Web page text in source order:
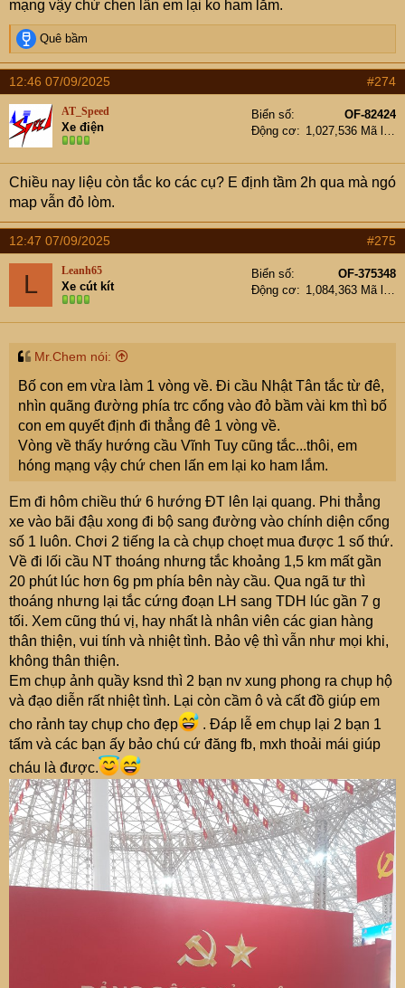
mạng vậy chứ chen lấn em lại ko ham lắm.
R
e
a
c
t
i
n
s
:
Quê bầm
12:46 07/09/2025 #274
AT_Speed
Xe điện
Biển số
OF-82424
Động cơ
Chiều nay liệu còn tắc ko các cụ? E định tầm 2h qua mà ngó
map vẫn đỏ lòm.
12:47 07/09/2025 #275
L Leanh65
Xe cút kít
Biển số
OF-375348
Động cơ
Mr.Chem nói:
Bố con em vừa làm 1 vòng về. Đi cầu Nhật Tân tắc từ đê,
nhìn quãng đường phía trc cổng vào đỏ bầm vài km thì bố
con em quyết định đi thẳng đê 1 vòng về.
Vòng về thấy hướng cầu Vĩnh Tuy cũng tắc...thôi, em
hóng mạng vậy chứ chen lấn em lại ko ham lắm.
Em đi hôm chiều thứ 6 hướng ĐT lên lại quang. Phi thẳng
xe vào bãi đậu xong đi bộ sang đường vào chính diện cổng
số 1 luôn. Chơi 2 tiếng la cà chụp choẹt mua được 1 số thứ.
Về đi lối cầu NT thoáng nhưng tắc khoảng 1,5 km mất gần
20 phút lúc hơn 6g pm phía bên này cầu. Qua ngã tư thì
thoáng nhưng lại tắc cứng đoạn LH sang TDH lúc gần 7 g
tối. Xem cũng thú vị, hay nhất là nhân viên các gian hàng
thân thiện, vui tính và nhiệt tình. Bảo vệ thì vẫn như mọi khi,
không thân thiện.
Em chụp ảnh quầy ksnd thì 2 bạn nv xung phong ra chụp hộ
và đạo diễn rất nhiệt tình. Lại còn cầm ô và cất đồ giúp em
cho rảnh tay chụp cho đẹp
. Đáp lễ em chụp lại 2 bạn 1
tấm và các bạn ấy bảo chú cứ đăng fb, mxh thoải mái giúp
cháu là được.